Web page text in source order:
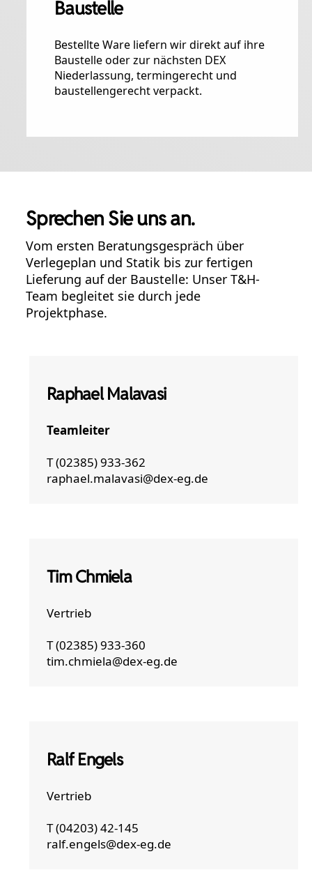
Baustelle
Bestellte Ware liefern wir direkt auf ihre
Baustelle oder zur nächsten DEX
Niederlassung, termingerecht und
baustellengerecht verpackt.
Sprechen Sie uns an.
Vom ersten Beratungsgespräch über
Verlegeplan und Statik bis zur fertigen
Lieferung auf der Baustelle: Unser T&H-
Team begleitet sie durch jede
Projektphase.
Raphael Malavasi
Teamleiter
T (02385) 933-362
raphael.malavasi@dex-eg.de
Tim Chmiela
Vertrieb
T (02385) 933-360
tim.chmiela@dex-eg.de
Ralf Engels
Vertrieb
T (04203) 42-145
ralf.engels@dex-eg.de